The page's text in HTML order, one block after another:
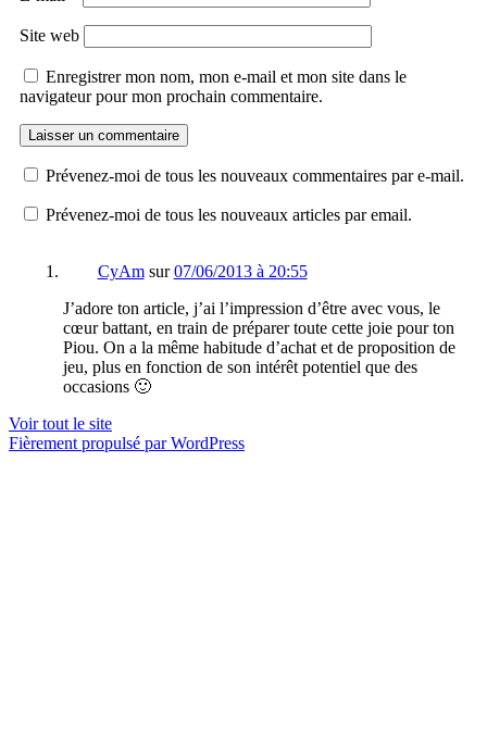
Site web
Enregistrer mon nom, mon e-mail et mon site dans le
navigateur pour mon prochain commentaire.
Prévenez-moi de tous les nouveaux commentaires par e-mail.
Prévenez-moi de tous les nouveaux articles par email.
CyAmsur07/06/2013 à 20:55
J’adore ton article, j’ai l’impression d’être avec vous, le
cœur battant, en train de préparer toute cette joie pour ton
Piou. On a la même habitude d’achat et de proposition de
jeu, plus en fonction de son intérêt potentiel que des
occasions 🙂
Voir tout le site
Fièrement propulsé par WordPress